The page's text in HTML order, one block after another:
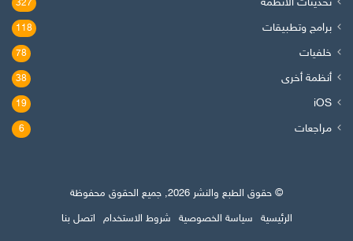
تحديثات الأنظمة 327
برامج وتطبيقات 118
خلفيات 78
أنظمة أخرى 38
iOS
19
مراجعات 6
© حقوق الطبع والنشر 2026, جميع الحقوق محفوظة
الرئيسية
سياسة الخصوصية شروط الاستخدام اتصل بنا